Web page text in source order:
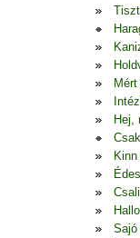
Hej,
Sajó